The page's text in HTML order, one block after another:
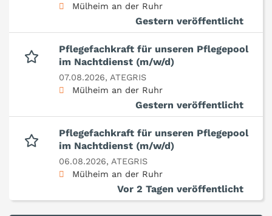
Mülheim an der Ruhr
Gestern veröffentlicht
Pflegefachkraft für unseren Pflegepool
im Nachtdienst (m/w/d)
07.08.2026, ATEGRIS
Mülheim an der Ruhr
Gestern veröffentlicht
Pflegefachkraft für unseren Pflegepool
im Nachtdienst (m/w/d)
06.08.2026, ATEGRIS
Mülheim an der Ruhr
Vor 2 Tagen veröffentlicht